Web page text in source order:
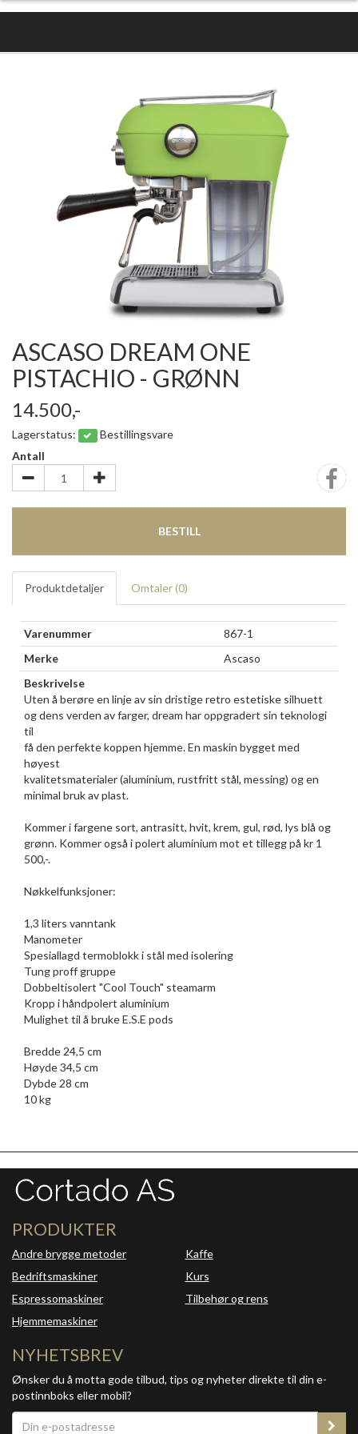
ASCASO DREAM ONE
PISTACHIO - GRØNN
14.500,-
Lagerstatus:
Bestillingsvare
Antall
BESTILL
Produktdetaljer Omtaler (0)
Varenummer
867-1
Merke
Ascaso
Beskrivelse
Uten å berøre en linje av sin dristige retro estetiske silhuett
og dens verden av farger, dream har oppgradert sin teknologi
til
få den perfekte koppen hjemme. En maskin bygget med
høyest
kvalitetsmaterialer (aluminium, rustfritt stål, messing) og en
minimal bruk av plast.
Kommer i fargene sort, antrasitt, hvit, krem, gul, rød, lys blå og
grønn. Kommer også i polert aluminium mot et tillegg på kr 1
500,-.
Nøkkelfunksjoner:
1,3 liters vanntank
Manometer
Spesiallagd termoblokk i stål med isolering
Tung proff gruppe
Dobbeltisolert "Cool Touch" steamarm
Kropp i håndpolert aluminium
Mulighet til å bruke E.S.E pods
Bredde 24,5 cm
Høyde 34,5 cm
Dybde 28 cm
10 kg
PRODUKTER
Andre brygge metoder
Bedriftsmaskiner
Espressomaskiner
Hjemmemaskiner
Kaffe
Kurs
Tilbehør og rens
NYHETSBREV
Ønsker du å motta gode tilbud, tips og nyheter direkte til din e-
postinnboks eller mobil?